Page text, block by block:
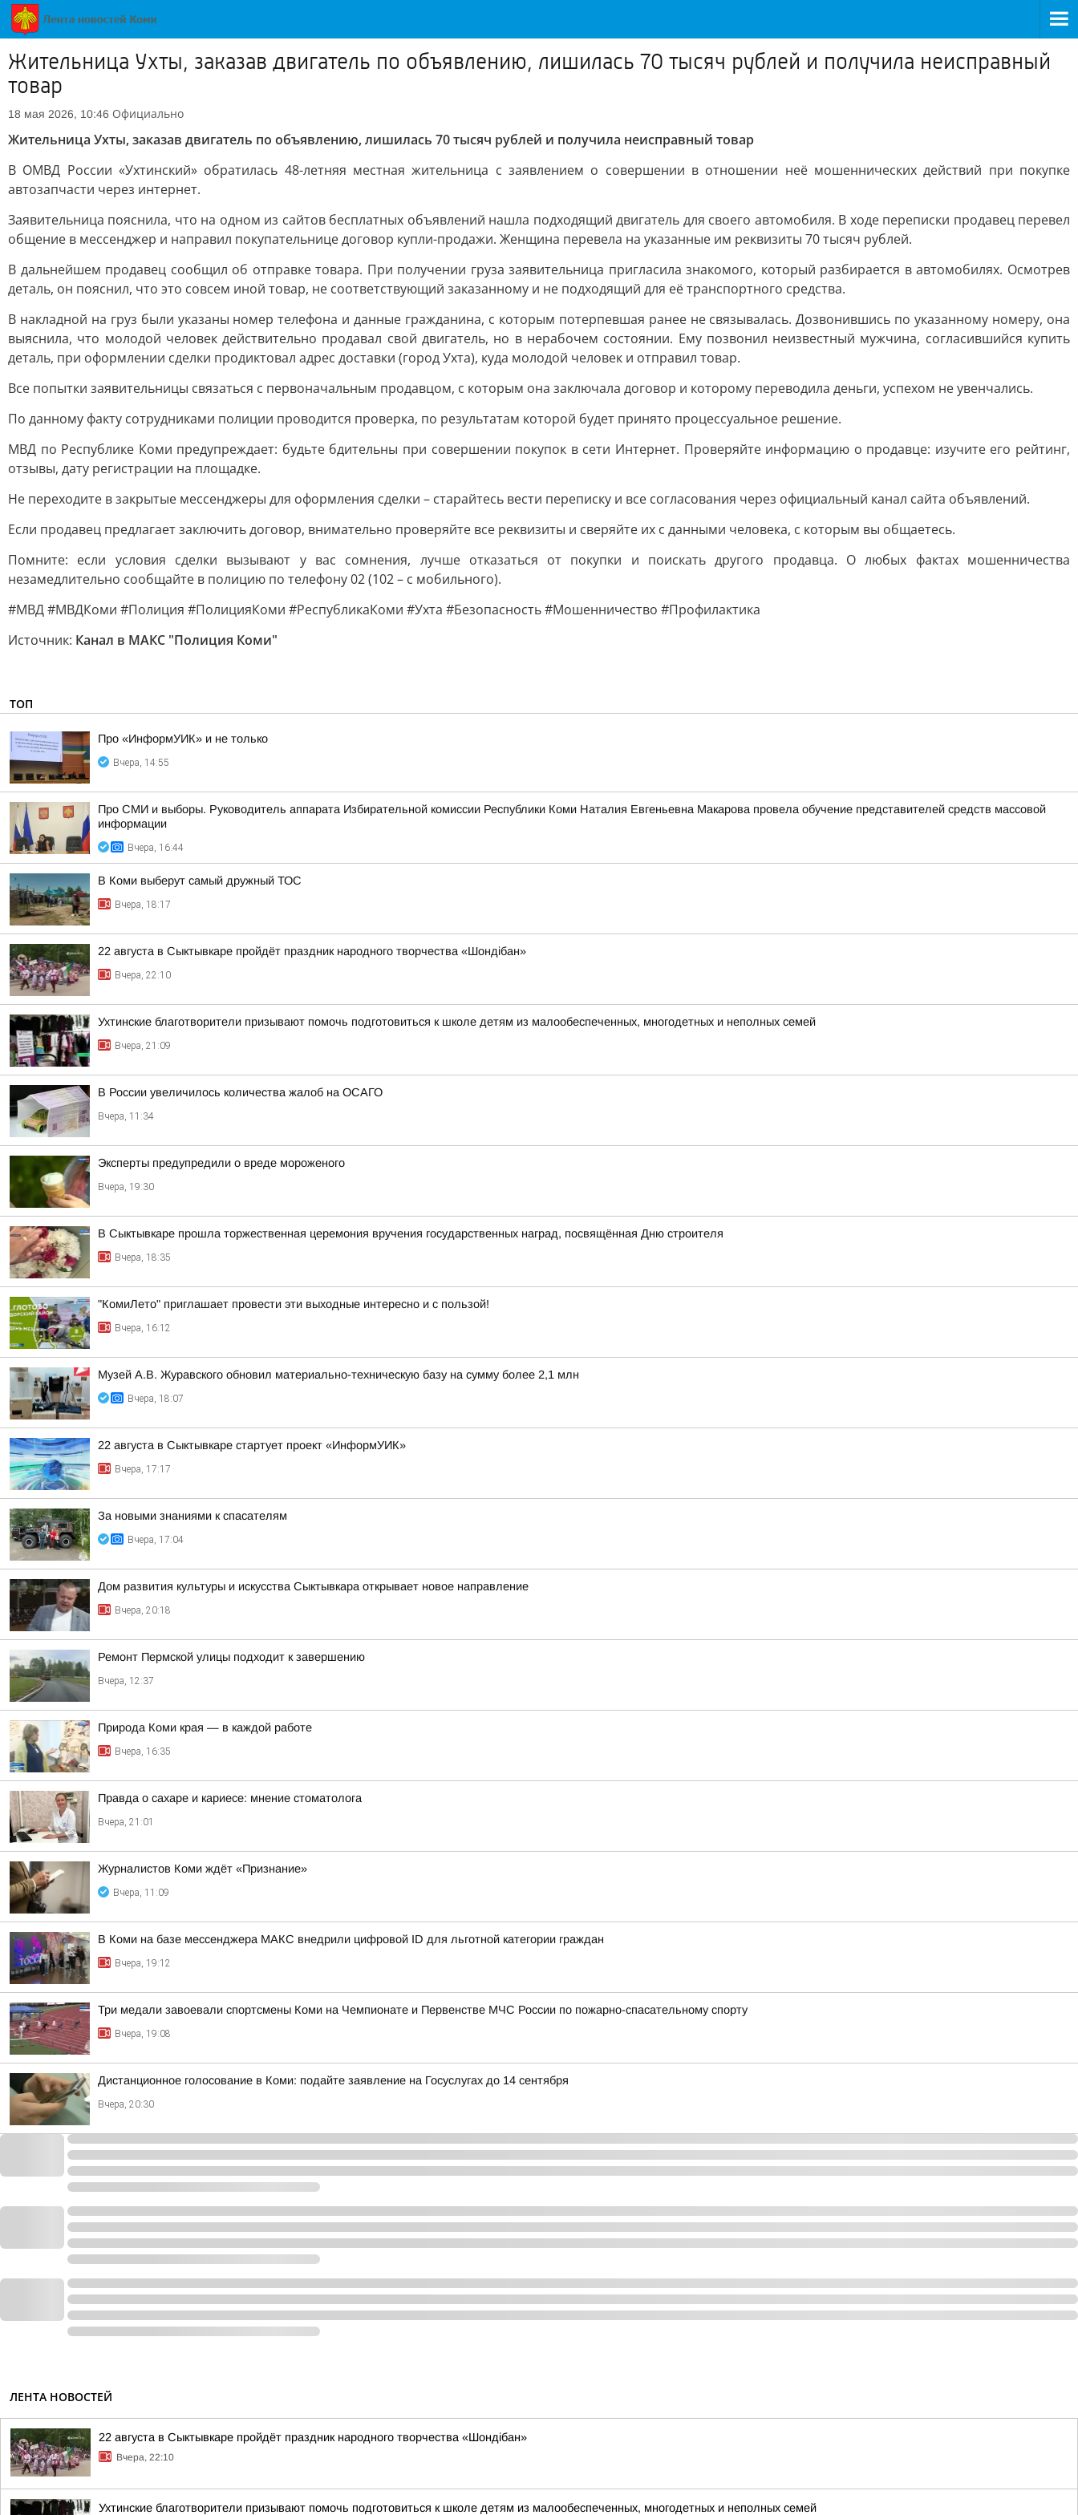
Жительница Ухты, заказав двигатель по объявлению, лишилась 70 тысяч рублей и получила неисправный
товар
18 мая 2026, 10:46 Официально
Жительница Ухты, заказав двигатель по объявлению, лишилась 70 тысяч рублей и получила неисправный товар
В ОМВД России «Ухтинский» обратилась 48-летняя местная жительница с заявлением о совершении в отношении неё мошеннических действий при покупке
автозапчасти через интернет.
Заявительница пояснила, что на одном из сайтов бесплатных объявлений нашла подходящий двигатель для своего автомобиля. В ходе переписки продавец перевел
общение в мессенджер и направил покупательнице договор купли-продажи. Женщина перевела на указанные им реквизиты 70 тысяч рублей.
В дальнейшем продавец сообщил об отправке товара. При получении груза заявительница пригласила знакомого, который разбирается в автомобилях. Осмотрев
деталь, он пояснил, что это совсем иной товар, не соответствующий заказанному и не подходящий для её транспортного средства.
В накладной на груз были указаны номер телефона и данные гражданина, с которым потерпевшая ранее не связывалась. Дозвонившись по указанному номеру, она
выяснила, что молодой человек действительно продавал свой двигатель, но в нерабочем состоянии. Ему позвонил неизвестный мужчина, согласившийся купить
деталь, при оформлении сделки продиктовал адрес доставки (город Ухта), куда молодой человек и отправил товар.
Все попытки заявительницы связаться с первоначальным продавцом, с которым она заключала договор и которому переводила деньги, успехом не увенчались.
По данному факту сотрудниками полиции проводится проверка, по результатам которой будет принято процессуальное решение.
МВД по Республике Коми предупреждает: будьте бдительны при совершении покупок в сети Интернет. Проверяйте информацию о продавце: изучите его рейтинг,
отзывы, дату регистрации на площадке.
Не переходите в закрытые мессенджеры для оформления сделки – старайтесь вести переписку и все согласования через официальный канал сайта объявлений.
Если продавец предлагает заключить договор, внимательно проверяйте все реквизиты и сверяйте их с данными человека, с которым вы общаетесь.
Помните: если условия сделки вызывают у вас сомнения, лучше отказаться от покупки и поискать другого продавца. О любых фактах мошенничества
незамедлительно сообщайте в полицию по телефону 02 (102 – с мобильного).
#МВД #МВДКоми #Полиция #ПолицияКоми #РеспубликаКоми #Ухта #Безопасность #Мошенничество #Профилактика
Источник: Канал в МАКС "Полиция Коми"
ТОП
Про «ИнформУИК» и не только
Вчера, 14:55
Про СМИ и выборы. Руководитель аппарата Избирательной комиссии Республики Коми Наталия Евгеньевна Макарова провела обучение представителей средств массовой
информации
Вчера, 16:44
В Коми выберут самый дружный ТОС
Вчера, 18:17
22 августа в Сыктывкаре пройдёт праздник народного творчества «Шондібан»
Вчера, 22:10
Ухтинские благотворители призывают помочь подготовиться к школе детям из малообеспеченных, многодетных и неполных семей
Вчера, 21:09
В России увеличилось количества жалоб на ОСАГО
Вчера, 11:34
Эксперты предупредили о вреде мороженого
Вчера, 19:30
В Сыктывкаре прошла торжественная церемония вручения государственных наград, посвящённая Дню строителя
Вчера, 18:35
"КомиЛето" приглашает провести эти выходные интересно и с пользой!
Вчера, 16:12
Музей А.В. Журавского обновил материально-техническую базу на сумму более 2,1 млн
Вчера, 18:07
22 августа в Сыктывкаре стартует проект «ИнформУИК»
Вчера, 17:17
За новыми знаниями к спасателям
Вчера, 17:04
Дом развития культуры и искусства Сыктывкара открывает новое направление
Вчера, 20:18
Ремонт Пермской улицы подходит к завершению
Вчера, 12:37
Природа Коми края — в каждой работе
Вчера, 16:35
Правда о сахаре и кариесе: мнение стоматолога
Вчера, 21:01
Журналистов Коми ждёт «Признание»
Вчера, 11:09
В Коми на базе мессенджера МАКС внедрили цифровой ID для льготной категории граждан
Вчера, 19:12
Три медали завоевали спортсмены Коми на Чемпионате и Первенстве МЧС России по пожарно-спасательному спорту
Вчера, 19:08
Дистанционное голосование в Коми: подайте заявление на Госуслугах до 14 сентября
Вчера, 20:30
ЛЕНТА НОВОСТЕЙ
22 августа в Сыктывкаре пройдёт праздник народного творчества «Шондібан»
Вчера, 22:10
Ухтинские благотворители призывают помочь подготовиться к школе детям из малообеспеченных, многодетных и неполных семей